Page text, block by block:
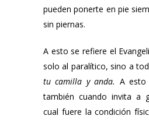
pueden ponerte en pie
sin piernas.
A esto se refiere el
solo al paralítico, sino a
tu camilla y anda. A esto
también cuando invita a
cual fuere la condición